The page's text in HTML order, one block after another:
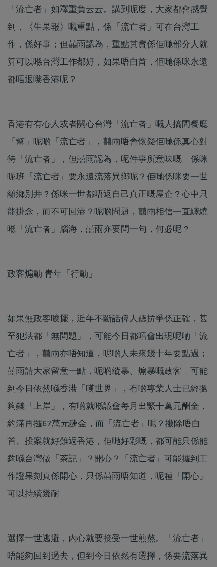
「流亡者」如釋重負云云。講到呢度，大家都會感覺
到，《生果報》嘅重點，係「流亡者」可在台灣工
作，係好事；但囍雨認為，重點其實係佢哋部分人就
算可以喺台灣工作都好，如果唔自首，佢哋係咪永遠
都唔返嚟香港呢？
香港有有心人或者關心台灣「流亡者」嘅人搞間餐廳
「幫」呢啲「流亡者」，囍雨唔會懷疑佢哋係真心對
待「流亡者」，但囍雨認為，呢件事所意味嘅，係咪
呢班「流亡者」要永遠流落異鄉呢？佢哋係咪要一世
離鄉別井？係咪一世都唔返自己真正嘅屋企？心中只
能掛念，而不可回港？呢啲問題，囍雨相信一直纏繞
喺「流亡者」腦海，囍雨亦要問一句，何必呢？
政客煽動 青年「行動」
如果無政客唆擺，近年不斷話俾人聽抗爭係正確，甚
至犯法都「無問題」，可能今日都唔會出現呢啲「流
亡者」，囍雨亦唔知道，呢啲人未來幾十年要點過；
囍雨請大家留意一點，呢啲縱暴、煽暴嘅政客，可能
到今日依然喺香港「嘆世界」，有啲專業人士已經搵
夠錢「上岸」，有啲就喺議會每月出緊十萬元酬金，
約滿再攞67萬元酬金，而「流亡者」呢？撇除唔自
首、投案就好難返香港，佢哋好彩嘅，都可能只係能
夠喺台灣做「茶記」？開心？「流亡者」可能攞到工
作證果刻真係開心，只係囍雨唔知道，呢種「開心」
可以持續幾耐 …
選擇一世逃避，內心就要接受一世煎熬。「流亡者」
唔能夠回到過去，但到今日依然有選擇，係要流落異